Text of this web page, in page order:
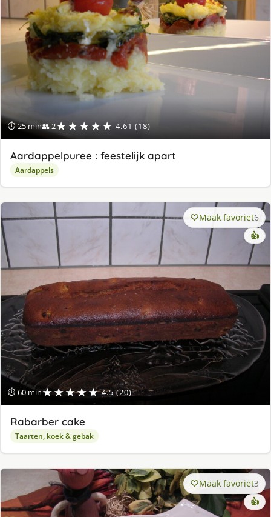
⏱ 25 min👥 2★★★★★ 4.61 (18)
Aardappelpuree : feestelijk apart
Aardappels
⏱ 60 min★★★★★ 4.5 (20)
Maak favoriet6
👍
Rabarber cake
Taarten, koek & gebak
Maak favoriet3
👍